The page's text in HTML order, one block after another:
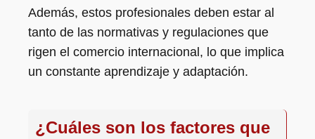
Además, estos profesionales deben estar al
tanto de las normativas y regulaciones que
rigen el comercio internacional, lo que implica
un constante aprendizaje y adaptación.
¿Cuáles son los factores que